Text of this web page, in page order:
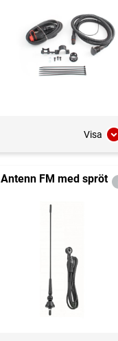
Visa
Antenn FM med spröt